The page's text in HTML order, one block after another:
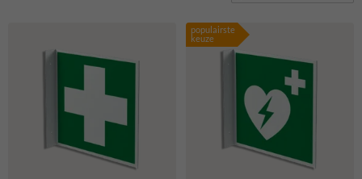
populairste
keuze